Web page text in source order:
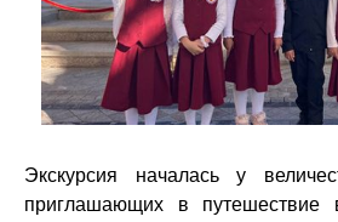
Экскурсия началась у
приглашающих в